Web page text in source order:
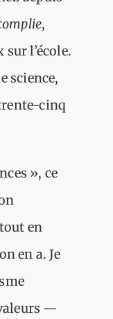
,
l’école.
science,
cinq
», ce
en
en a. Je
—